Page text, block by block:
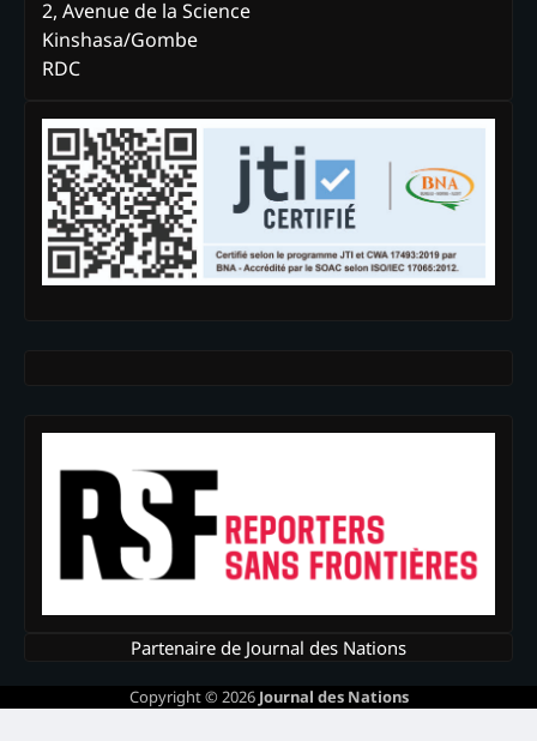
2, Avenue de la Science
Kinshasa/Gombe
RDC
Partenaire de Journal des Nations
Copyright © 2026 Journal des Nations